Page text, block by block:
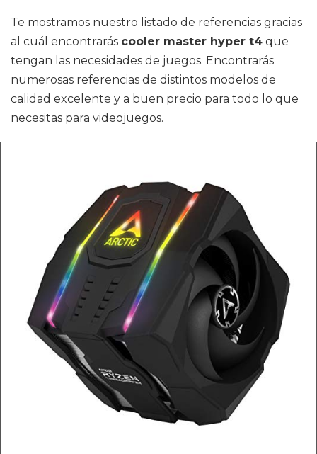
Te mostramos nuestro listado de referencias gracias
al cuál encontrarás cooler master hyper t4 que
tengan las necesidades de juegos. Encontrarás
numerosas referencias de distintos modelos de
calidad excelente y a buen precio para todo lo que
necesitas para videojuegos.